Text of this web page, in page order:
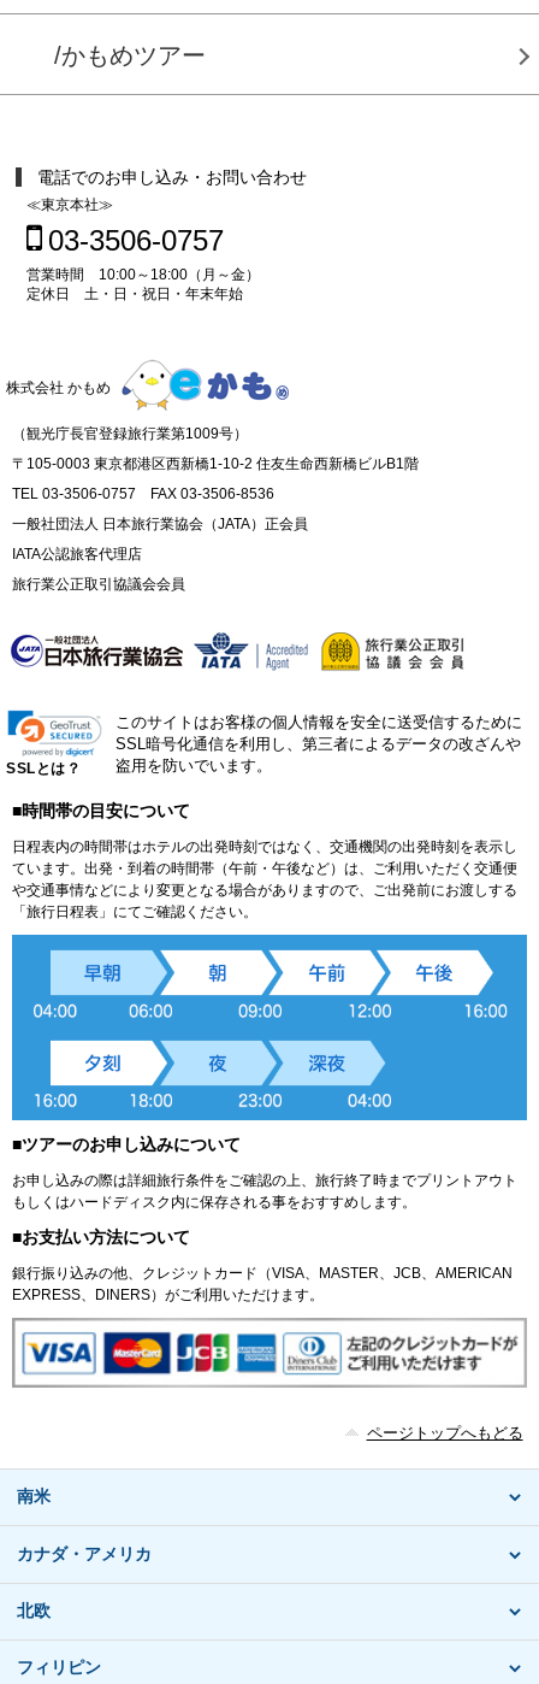
/かもめツアー
電話でのお申し込み・お問い合わせ
≪東京本社≫
03-3506-0757
営業時間 10:00～18:00（月～金）
定休日 土・日・祝日・年末年始
株式会社 かもめ
（観光庁長官登録旅行業第1009号）
〒105-0003 東京都港区西新橋1-10-2 住友生命西新橋ビルB1階
TEL 03-3506-0757 FAX 03-3506-8536
一般社団法人 日本旅行業協会（JATA）正会員
IATA公認旅客代理店
旅行業公正取引協議会会員
SSLとは？
このサイトはお客様の個人情報を安全に送受信するために
SSL暗号化通信を利用し、第三者によるデータの改ざんや
盗用を防いでいます。
■時間帯の目安について
日程表内の時間帯はホテルの出発時刻ではなく、交通機関の出発時刻を表示し
ています。出発・到着の時間帯（午前・午後など）は、ご利用いただく交通便
や交通事情などにより変更となる場合がありますので、ご出発前にお渡しする
「旅行日程表」にてご確認ください。
■ツアーのお申し込みについて
お申し込みの際は詳細旅行条件をご確認の上、旅行終了時までプリントアウト
もしくはハードディスク内に保存される事をおすすめします。
■お支払い方法について
銀行振り込みの他、クレジットカード（VISA、MASTER、JCB、AMERICAN
EXPRESS、DINERS）がご利用いただけます。
ページトップへもどる
南米
カナダ・アメリカ
北欧
フィリピン